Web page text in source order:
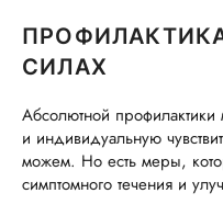
СИЛАХ
Абсолютной профилактики
и индивидуальную
можем. Но есть меры,
симптомного течения и